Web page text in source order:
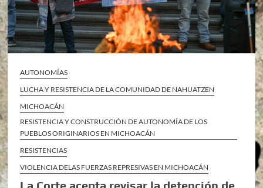
AUTONOMÍAS
LUCHA Y RESISTENCIA DE LA COMUNIDAD DE NAHUATZEN
MICHOACÁN
RESISTENCIA Y CONSTRUCCIÓN DE AUTONOMÍA DE LOS
PUEBLOS ORIGINARIOS EN MICHOACÁN
RESISTENCIAS
VIOLENCIA DELAS FUERZAS REPRESIVAS EN MICHOACÁN
La Corte acepta revisar la detención de